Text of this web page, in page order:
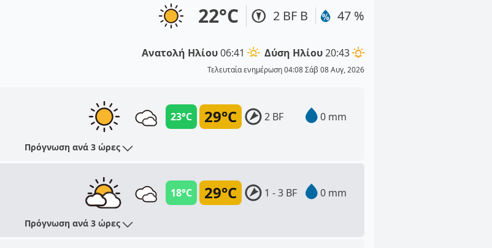
22°C 2 BF Β 47 %
Ανατολή Ηλίου06:41 Δύση Ηλίου20:43
Τελευταία ενημέρωση 04:08 Σάβ 08 Αυγ, 2026
29°C
23°C 2 BF 0 mm
Πρόγνωση ανά 3 ώρες
29°C
18°C 1 - 3 BF 0 mm
Πρόγνωση ανά 3 ώρες